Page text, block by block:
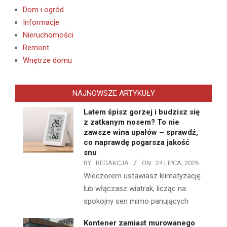
Dom i ogród
Informacje
Nieruchomości
Remont
Wnętrze domu
NAJNOWSZE ARTYKUŁY
Latem śpisz gorzej i budzisz się
z zatkanym nosem? To nie
zawsze wina upałów – sprawdź,
co naprawdę pogarsza jakość
snu
BY: REDAKCJA ON: 24 LIPCA, 2026
Wieczorem ustawiasz klimatyzację
lub włączasz wiatrak, licząc na
spokojny sen mimo panujących
Kontener zamiast murowanego